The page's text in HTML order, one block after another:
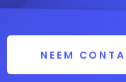
NEEM